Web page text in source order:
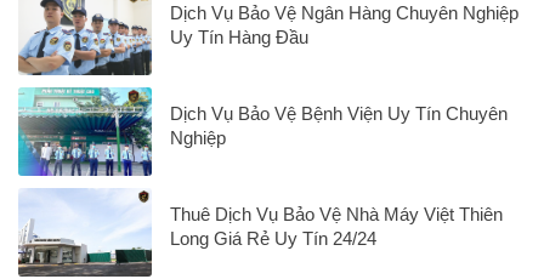
Dịch Vụ Bảo Vệ Ngân Hàng Chuyên Nghiệp
Uy Tín Hàng Đầu
Dịch Vụ Bảo Vệ Bệnh Viện Uy Tín Chuyên
Nghiệp
Thuê Dịch Vụ Bảo Vệ Nhà Máy Việt Thiên
Long Giá Rẻ Uy Tín 24/24